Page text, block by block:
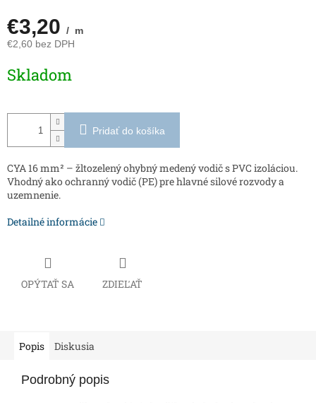
€3,20 / m
€2,60 bez DPH
cena:
Skladom
Pridať do košíka
CYA 16 mm² – žltozelený ohybný medený vodič s PVC izoláciou.
Vhodný ako ochranný vodič (PE) pre hlavné silové rozvody a
uzemnenie.
Detailné informácie
OPÝTAŤ SA ZDIEĽAŤ
Popis Diskusia
Podrobný popis